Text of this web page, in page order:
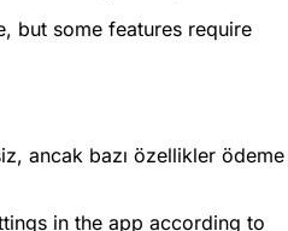
but some features require
ancak bazı özellikler ödeme
in the app according to